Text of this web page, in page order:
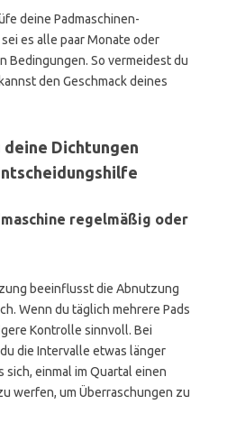
deine Padmaschinen-
es alle paar Monate oder
Bedingungen. So vermeidest du
den Geschmack deines
Dichtungen
regelmäßig oder
beeinflusst die Abnutzung
Wenn du täglich mehrere Pads
Kontrolle sinnvoll. Bei
die Intervalle etwas länger
einmal im Quartal einen
werfen, um Überraschungen zu